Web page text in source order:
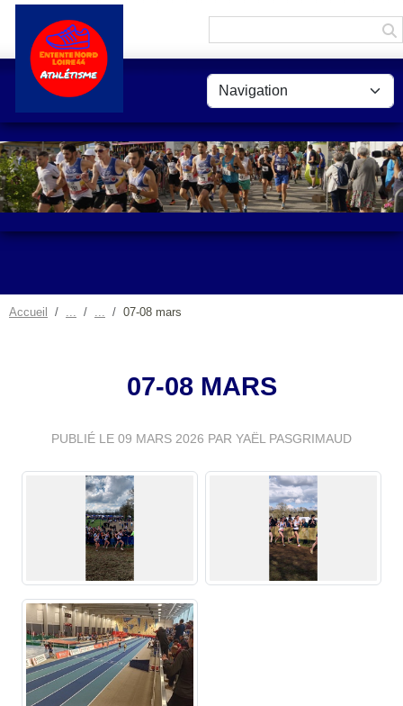
Accueil 07-08 mars
07-08 MARS
PUBLIÉ LE 09 MARS 2026 PAR YAËL PASGRIMAUD